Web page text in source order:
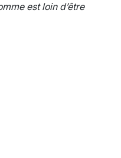
est loin d’être